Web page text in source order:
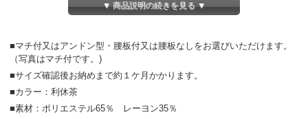
※洗濯はドライクリーニング、または押し洗いをお勧めします。
▼ 商品説明の続きを見る ▼
■マチ付又はアンドン型・腰板付又は腰板なしをお選びいただけます。
（写真はマチ付です。)
■サイズ確認後お納めまで約１ケ月かかります。
■カラー：利休茶
■素材：ポリエステル65％ レーヨン35％